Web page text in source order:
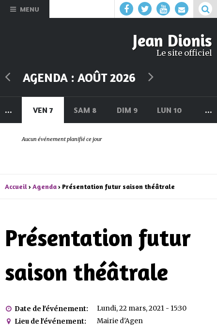
MENU
Jean Dionis
Le site officiel
AGENDA : AOÛT 2026
6 VEN 7 SAM 8 DIM 9 LUN 10
... ...
Aucun événement planifié ce jour
Accueil›Agenda› Présentation futur saison théâtrale
Présentation futur
saison théâtrale
Date de l'événement:
Lundi, 22 mars, 2021 - 15:30
Lieu de l'événement:
Mairie d'Agen